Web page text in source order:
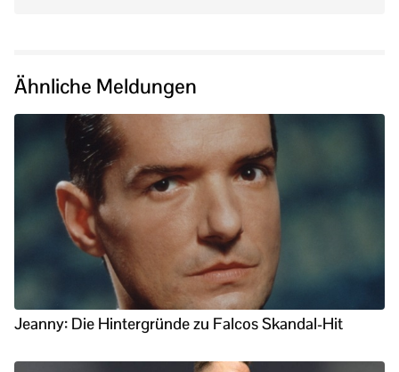
Ähnliche Meldungen
Jeanny: Die Hintergründe zu Falcos Skandal-Hit